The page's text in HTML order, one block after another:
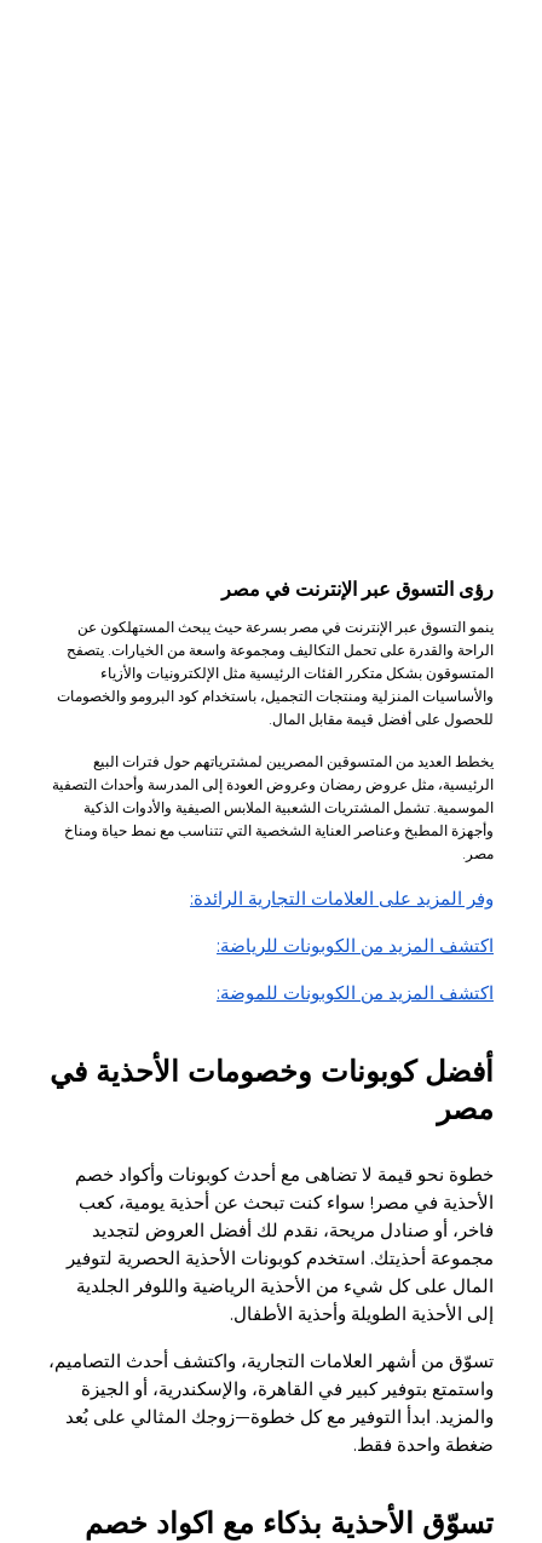
رؤى التسوق عبر الإنترنت في مصر
ينمو التسوق عبر الإنترنت في مصر بسرعة حيث يبحث المستهلكون عن
الراحة والقدرة على تحمل التكاليف ومجموعة واسعة من الخيارات. يتصفح
المتسوقون بشكل متكرر الفئات الرئيسية مثل الإلكترونيات والأزياء
والأساسيات المنزلية ومنتجات التجميل، باستخدام كود البرومو والخصومات
للحصول على أفضل قيمة مقابل المال.
يخطط العديد من المتسوقين المصريين لمشترياتهم حول فترات البيع
الرئيسية، مثل عروض رمضان وعروض العودة إلى المدرسة وأحداث التصفية
الموسمية. تشمل المشتريات الشعبية الملابس الصيفية والأدوات الذكية
وأجهزة المطبخ وعناصر العناية الشخصية التي تتناسب مع نمط حياة ومناخ
مصر.
وفر المزيد على العلامات التجارية الرائدة:
اكتشف المزيد من الكوبونات للرياضة:
اكتشف المزيد من الكوبونات للموضة:
أفضل كوبونات وخصومات الأحذية في
مصر
خطوة نحو قيمة لا تضاهى مع أحدث كوبونات وأكواد خصم
الأحذية في مصر! سواء كنت تبحث عن أحذية يومية، كعب
فاخر، أو صنادل مريحة، نقدم لك أفضل العروض لتجديد
مجموعة أحذيتك. استخدم كوبونات الأحذية الحصرية لتوفير
المال على كل شيء من الأحذية الرياضية واللوفر الجلدية
إلى الأحذية الطويلة وأحذية الأطفال.
تسوّق من أشهر العلامات التجارية، واكتشف أحدث التصاميم،
واستمتع بتوفير كبير في القاهرة، والإسكندرية، أو الجيزة
والمزيد. ابدأ التوفير مع كل خطوة—زوجك المثالي على بُعد
ضغطة واحدة فقط.
تسوّق الأحذية بذكاء مع اكواد خصم